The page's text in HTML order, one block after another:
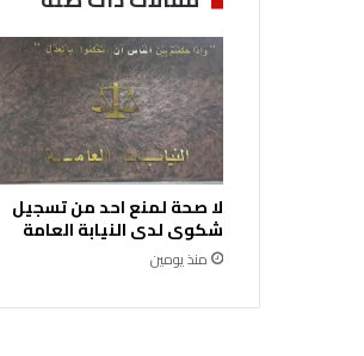
ق
خ
ة
ت
ن
ف
ي
ذ
ي
ة
ض
لا صحة لمنع احد من تسجيل
شكوى لدى النيابة العامة
منذ يومين